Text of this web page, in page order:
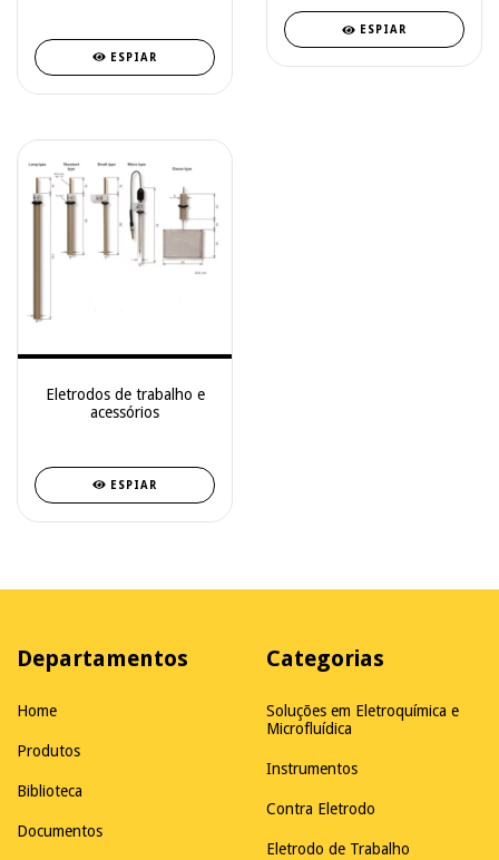
no mercado
ESPIAR
ESPIAR
Eletrodos de trabalho e
acessórios
ESPIAR
Departamentos
Home
Produtos
Biblioteca
Documentos
Categorias
Soluções em Eletroquímica e
Microfluídica
Instrumentos
Contra Eletrodo
Eletrodo de Trabalho